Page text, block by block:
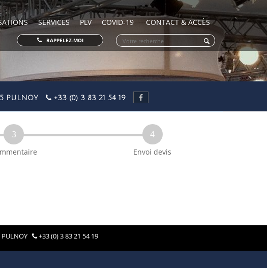
SERVICES PLV COVID-19 CONTACT & ACCÈS
RAPPELEZ-MOI
PULNOY +33 (0) 3 83 21 54 19
3 4
Envoi devis
+33 (0) 3 83 21 54 19